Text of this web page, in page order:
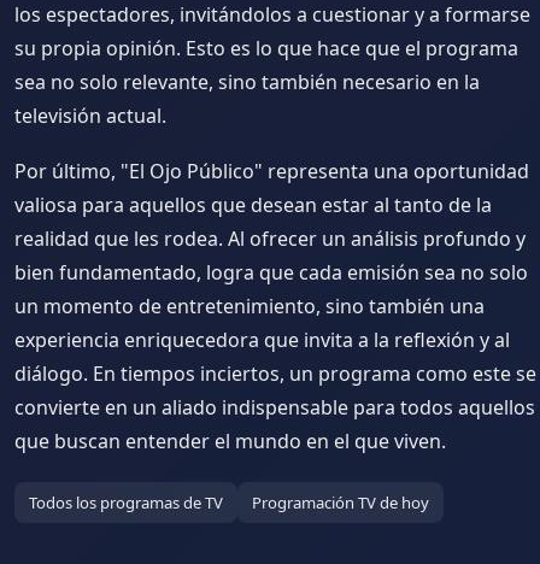
los espectadores, invitándolos a cuestionar y a formarse
su propia opinión. Esto es lo que hace que el programa
sea no solo relevante, sino también necesario en la
televisión actual.
Por último, "El Ojo Público" representa una oportunidad
valiosa para aquellos que desean estar al tanto de la
realidad que les rodea. Al ofrecer un análisis profundo y
bien fundamentado, logra que cada emisión sea no solo
un momento de entretenimiento, sino también una
experiencia enriquecedora que invita a la reflexión y al
diálogo. En tiempos inciertos, un programa como este se
convierte en un aliado indispensable para todos aquellos
que buscan entender el mundo en el que viven.
Todos los programas de TV Programación TV de hoy